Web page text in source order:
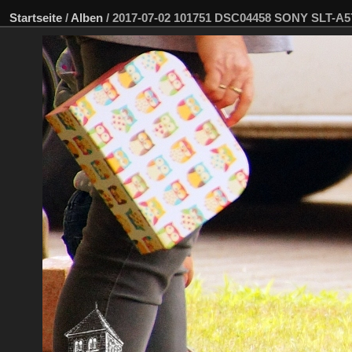
Startseite / Alben / 2017-07-02 101751 DSC04458 SONY SLT-